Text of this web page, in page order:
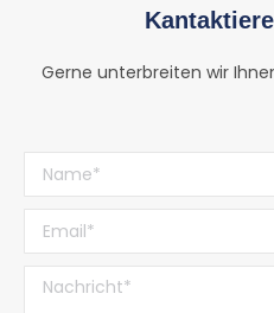
Gerne unterbreiten wir